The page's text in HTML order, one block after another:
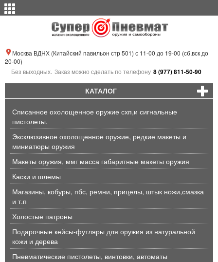
Москва ВДНХ (Китайский павильон стр 501) с 11-00 до 19-00 (сб,вск до
20-00)
Без выходных. Заказ можно сделать по телефону 8 (977) 811-50-90
КАТАЛОГ
Списанное охолощенное оружие схп,и сигнальные
пистолеты.
Эксклюзивное охолощенное оружие, редкие макеты и
миниатюры оружия
Макеты оружия, ммг масса габаритные макеты оружия
Каски и шлемы
Магазины, кобуры, пбс, ремни, прицелы, штык ножи,смазка
и т.п
Холостые патроны
Подарочные кейсы-футляры для оружия из натуральной
кожи и дерева
Пневматические пистолеты, винтовки, автоматы